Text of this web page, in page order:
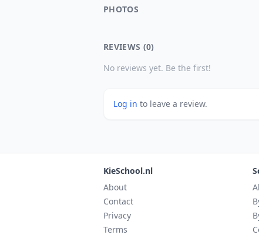
PHOTOS
REVIEWS (0)
No reviews yet. Be the first!
Log in to leave a review.
KieSchool.nl
About
Contact
Privacy
Terms